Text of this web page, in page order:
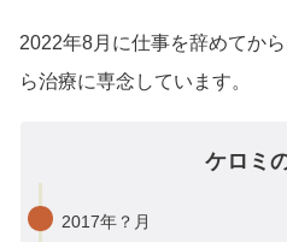
2022年8月に仕事を辞めてか
ら治療に専念しています。
ケロミ
2017年？月